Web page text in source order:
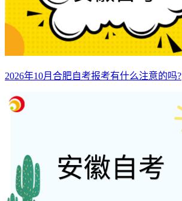
2026年10月合肥自考报考有什么注意的吗?